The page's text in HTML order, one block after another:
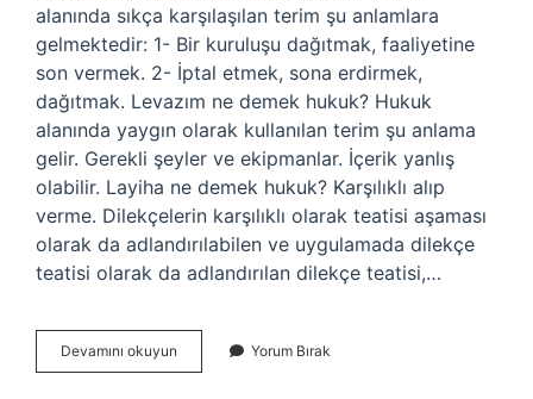
alanında sıkça karşılaşılan terim şu anlamlara
gelmektedir: 1- Bir kuruluşu dağıtmak, faaliyetine
son vermek. 2- İptal etmek, sona erdirmek,
dağıtmak. Levazım ne demek hukuk? Hukuk
alanında yaygın olarak kullanılan terim şu anlama
gelir. Gerekli şeyler ve ekipmanlar. İçerik yanlış
olabilir. Layiha ne demek hukuk? Karşılıklı alıp
verme. Dilekçelerin karşılıklı olarak teatisi aşaması
olarak da adlandırılabilen ve uygulamada dilekçe
teatisi olarak da adlandırılan dilekçe teatisi,…
Devamını okuyun Layihalar
Ne
Yorum Bırak